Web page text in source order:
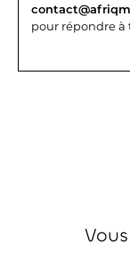
pour répondre à